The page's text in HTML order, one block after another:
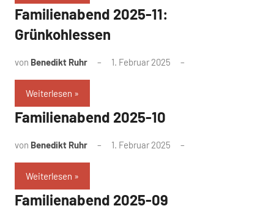
Familienabend 2025-11:
Grünkohlessen
von Benedikt Ruhr 1. Februar 2025
Weiterlesen
Familienabend 2025-10
von Benedikt Ruhr 1. Februar 2025
Weiterlesen
Familienabend 2025-09